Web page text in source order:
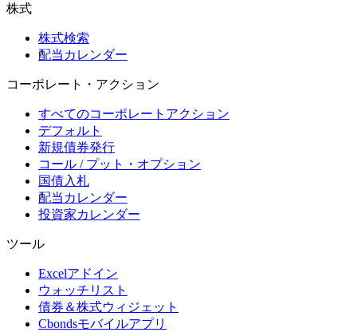
株式
株式検索
配当カレンダー
コーポレート・アクション
すべてのコーポレートアクション
デフォルト
新規債券発行
コール / プット・オプション
国債入札
配当カレンダー
投資家カレンダー
ツール
Excelアドイン
ウォッチリスト
債券＆株式ウィジェット
Cbondsモバイルアプリ